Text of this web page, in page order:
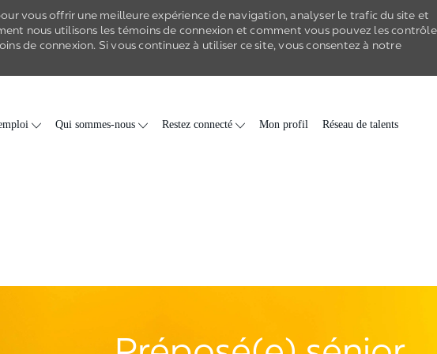
vous offrir une meilleure expérience de navigation, analyser le trafic du site et
nous utilisons les témoins de connexion et comment vous pouvez les
de connexion. Si vous continuez à utiliser ce site, vous consentez à notre
Qui sommes-nous Restez connecté Mon profil Réseau de talents